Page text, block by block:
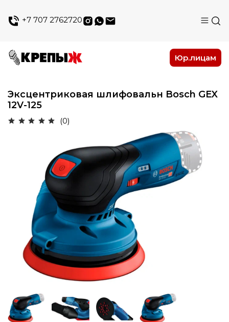
+7 707 2762720
Юр.лицам
Эксцентриковая шлифовальн Bosch GEX
12V-125
(0)